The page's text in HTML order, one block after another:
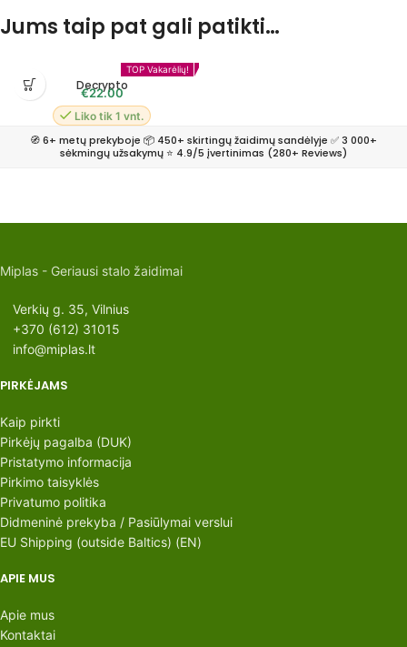
Jums taip pat gali patikti…
TOP Vakarėlių!
Decrypto
€22.00
Liko tik 1 vnt.
🧭 6+ metų prekyboje 📦 450+ skirtingų žaidimų sandėlyje ✅ 3 000+
sėkmingų užsakymų ⭐ 4.9/5 įvertinimas (280+ Reviews)
Miplas - Geriausi stalo žaidimai
Verkių g. 35, Vilnius
+370 (612) 31015
info@miplas.lt
PIRKĖJAMS
Kaip pirkti
Pirkėjų pagalba (DUK)
Pristatymo informacija
Pirkimo taisyklės
Privatumo politika
Didmeninė prekyba / Pasiūlymai verslui
EU Shipping (outside Baltics) (EN)
APIE MUS
Apie mus
Kontaktai